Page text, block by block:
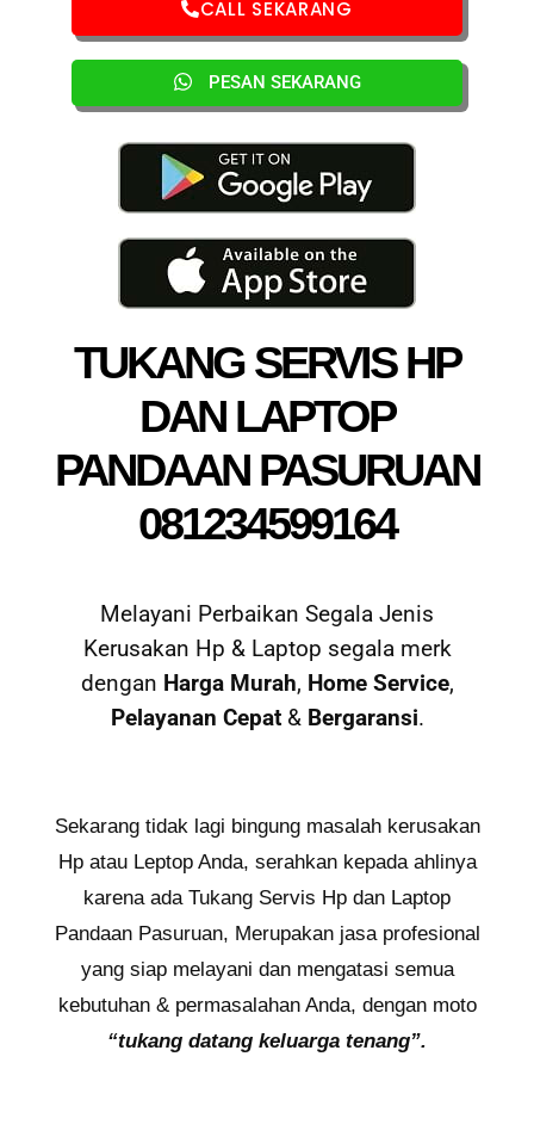
TUKANG SERVIS HP
DAN LAPTOP
PANDAAN PASURUAN
081234599164
Melayani Perbaikan Segala Jenis
Kerusakan Hp & Laptop segala merk
dengan Harga Murah, Home Service,
Pelayanan Cepat& Bergaransi.
Sekarang tidak lagi bingung masalah kerusakan
Hp atau Leptop Anda, serahkan kepada ahlinya
karena ada Tukang Servis Hp dan Laptop
Pandaan Pasuruan, Merupakan jasa profesional
yang siap melayani dan mengatasi semua
kebutuhan & permasalahan Anda, dengan moto
“tukang datang keluarga tenang”.
CALL SEKARANG
PESAN SEKARANG